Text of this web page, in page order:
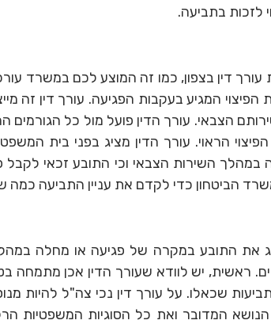
לזכות בתביעה.
עורך דין בצפון, כמו זה המוצע לכם במשרד
המגיע בעקבות הפגיעה. עורך דין זה
הצבאי. עורך הדין פועל מול כל הגורמים
הראוי. עורך הדין מציג בפני בית
השירות הצבאי וכי התובע זכאי לקבל
הביטחון כדי לקדם את עניין התביעה כמה
את התובע במקרה של פגיעה או מחלה
ראשית, יש לוודא שעורך הדין אכן מתמחה
שכאלו. על עורך דין נכי צה"ל להיות
המדובר ואת כל הסוגיות המשפטיות